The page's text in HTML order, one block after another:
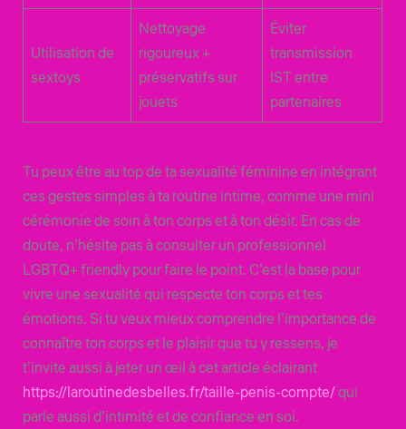
Utilisation de
sextoys
Nettoyage
rigoureux +
préservatifs sur
jouets
Éviter
transmission
IST entre
partenaires
Tu peux être au top de ta sexualité féminine en intégrant
ces gestes simples à ta routine intime, comme une mini
cérémonie de soin à ton corps et à ton désir. En cas de
doute, n’hésite pas à consulter un professionnel
LGBTQ+ friendly pour faire le point. C’est la base pour
vivre une sexualité qui respecte ton corps et tes
émotions. Si tu veux mieux comprendre l’importance de
connaître ton corps et le plaisir que tu y ressens, je
t’invite aussi à jeter un œil à cet article éclairant
https://laroutinedesbelles.fr/taille-penis-compte/qui
parle aussi d’intimité et de confiance en soi.